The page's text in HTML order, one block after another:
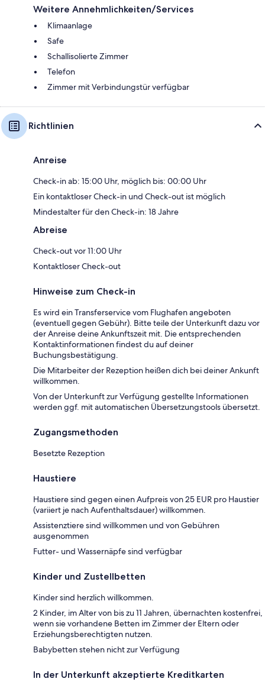
Weitere Annehmlichkeiten/Services
Klimaanlage
Safe
Schallisolierte Zimmer
Telefon
Zimmer mit Verbindungstür verfügbar
Richtlinien
Anreise
Check-in ab: 15:00 Uhr, möglich bis: 00:00 Uhr
Ein kontaktloser Check-in und Check-out ist möglich
Mindestalter für den Check-in: 18 Jahre
Abreise
Check-out vor 11:00 Uhr
Kontaktloser Check-out
Hinweise zum Check-in
Es wird ein Transferservice vom Flughafen angeboten
(eventuell gegen Gebühr). Bitte teile der Unterkunft dazu vor
der Anreise deine Ankunftszeit mit. Die entsprechenden
Kontaktinformationen findest du auf deiner
Buchungsbestätigung.
Die Mitarbeiter der Rezeption heißen dich bei deiner Ankunft
willkommen.
Von der Unterkunft zur Verfügung gestellte Informationen
werden ggf. mit automatischen Übersetzungstools übersetzt.
Zugangsmethoden
Besetzte Rezeption
Haustiere
Haustiere sind gegen einen Aufpreis von 25 EUR pro Haustier
(variiert je nach Aufenthaltsdauer) willkommen.
Assistenztiere sind willkommen und von Gebühren
ausgenommen
Futter- und Wassernäpfe sind verfügbar
Kinder und Zustellbetten
Kinder sind herzlich willkommen.
2 Kinder, im Alter von bis zu 11 Jahren, übernachten kostenfrei,
wenn sie vorhandene Betten im Zimmer der Eltern oder
Erziehungsberechtigten nutzen.
Babybetten stehen nicht zur Verfügung
In der Unterkunft akzeptierte Kreditkarten